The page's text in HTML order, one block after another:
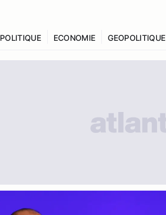
POLITIQUE ECONOMIE GEOPOLITIQUE